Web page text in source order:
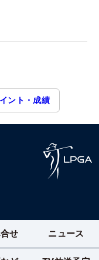
ント・成績
せ ニュース